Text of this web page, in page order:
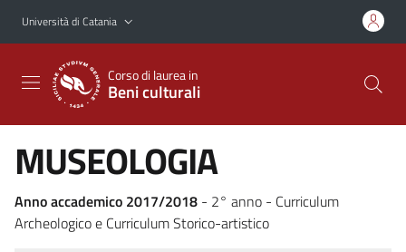
Vai al contenuto principale
Vai al menu di navigazione
Università di Catania
Corso di laurea in
Beni culturali
MUSEOLOGIA
Anno accademico 2017/2018 - 2° anno - Curriculum
Archeologico e Curriculum Storico-artistico